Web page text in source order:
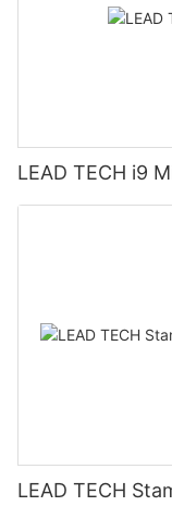
LEAD TECH i9
LEAD TECH